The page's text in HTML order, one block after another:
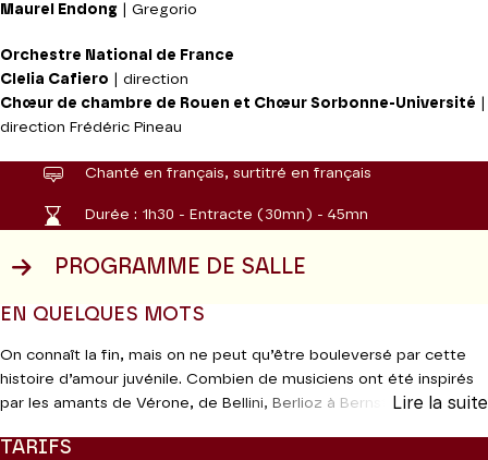
Maurel Endong | Gregorio
Orchestre National de France
Clelia Cafiero | direction
Chœur de chambre de Rouen et Chœur Sorbonne-Université
direction Frédéric Pineau
Chanté en français, surtitré en français
Durée : 1h30 - Entracte (30mn) - 45mn
PROGRAMME DE SALLE
EN QUELQUES MOTS
On connaît la fin, mais on ne peut qu’être bouleversé par cette
histoire d’amour juvénile. Combien de musiciens ont été inspirés
par les amants de Vérone, de Bellini, Berlioz à Bernstein. Les
couple, portés par l’un des plus somptueux écrins orchestraux.
Lire la suite
TARIFS